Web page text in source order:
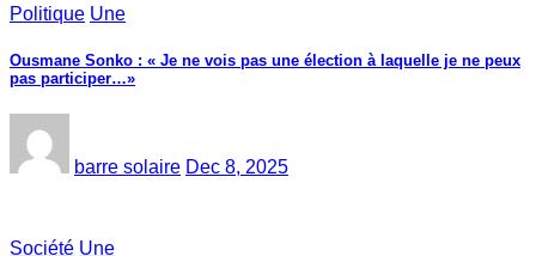
Politique Une
Ousmane Sonko : « Je ne vois pas une élection à laquelle je ne peux
pas participer…»
barre solaire Dec 8, 2025
Société Une